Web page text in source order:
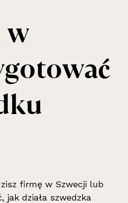
w
firmę w Szwecji lub
jak działa szwedzka